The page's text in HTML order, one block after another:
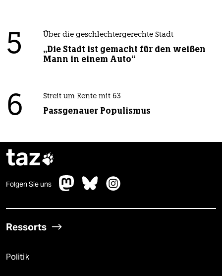
5 Über die geschlechtergerechte Stadt
„Die Stadt ist gemacht für den weißen
Mann in einem Auto“
6 Streit um Rente mit 63
Passgenauer Populismus
taz
Folgen Sie uns
Ressorts
Politik